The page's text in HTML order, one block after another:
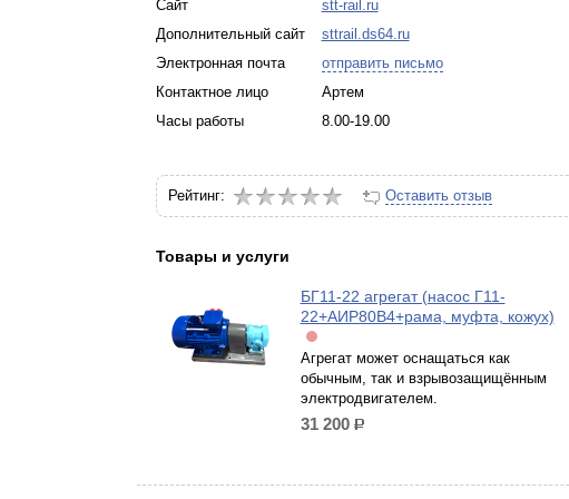
Сайт
stt-rail.ru
Дополнительный сайт
sttrail.ds64.ru
Электронная почта
отправить письмо
Контактное лицо
Артем
Часы работы
8.00-19.00
Рейтинг: Оставить отзыв
Товары и услуги
БГ11-22 агрегат (насос Г11-
22+АИР80В4+рама, муфта, кожух)
Агрегат может оснащаться как
обычным, так и взрывозащищённым
электродвигателем.
31 200 р.